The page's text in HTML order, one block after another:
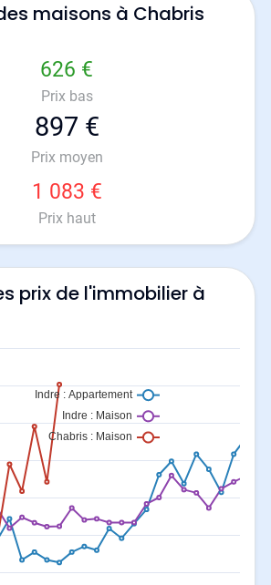
maisons à Chabris
626 €
Prix bas
897 €
Prix moyen
1 083 €
Prix haut
prix de l'immobilier à